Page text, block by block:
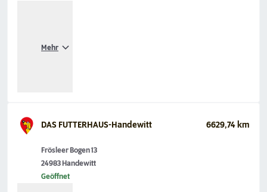
Mehr
DAS FUTTERHAUS-Handewitt 6629,74 km
Frösleer Bogen 13
24983 Handewitt
Geöffnet